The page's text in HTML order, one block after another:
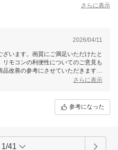
さらに表示
2026/04/11
います。画質にご満足いただけたと
モコンの利便性についてのご意見も
改善の参考にさせていただきます。
ましたら、ぜひお気軽にお知らせくだ
さらに表示
参考になった
1/41